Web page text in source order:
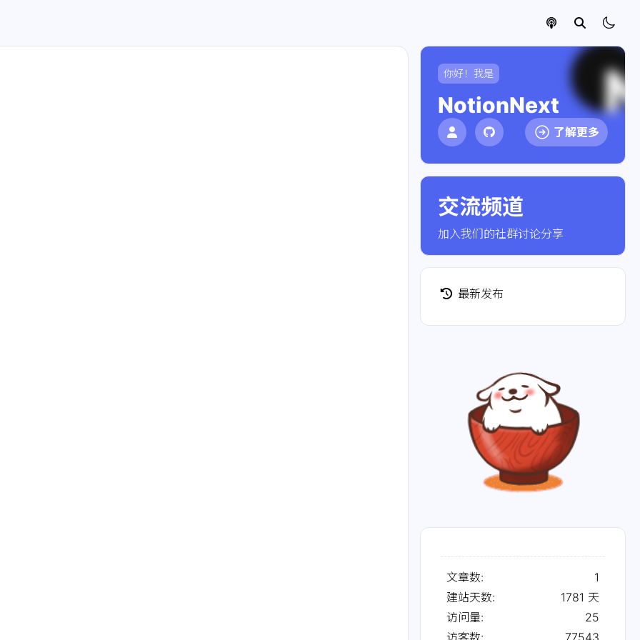
你好！我是
NotionNext
了解更多
交流频道
加入我们的社群讨论分享
点击加入社群
最新发布
文章数:
1
建站天数:
1781 天
访问量:
25
访客数:
77543